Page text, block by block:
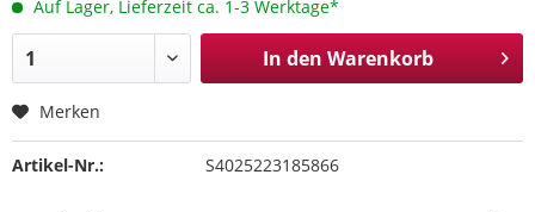
Auf Lager, Lieferzeit ca. 1-3 Werktage*
In den Warenkorb
Merken
Artikel-Nr.: S4025223185866